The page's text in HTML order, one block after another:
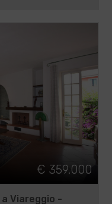
€ 359.000
Viareggio -